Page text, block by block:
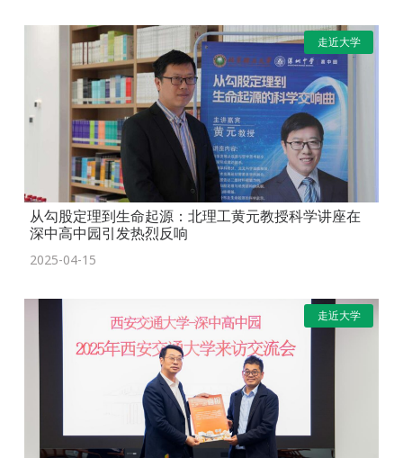
走近大学
从勾股定理到生命起源：北理工黄元教授科学讲座在
深中高中园引发热烈反响
2025-04-15
走近大学